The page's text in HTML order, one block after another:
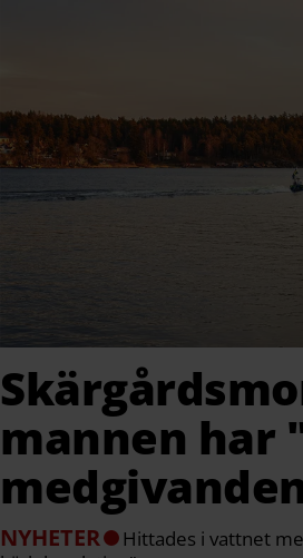
mannen har
NYHETER
Hittades i vattnet